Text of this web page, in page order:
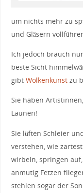
um nichts mehr zu
und Gläsern
Ich jedoch brauch
beste Sicht
gibt Wolkenkunstzu
Sie haben
Launen!
Sie lüften Schleier
verstehen, wie
wirbeln, springen
anmutig Fetzen
stehlen sogar der